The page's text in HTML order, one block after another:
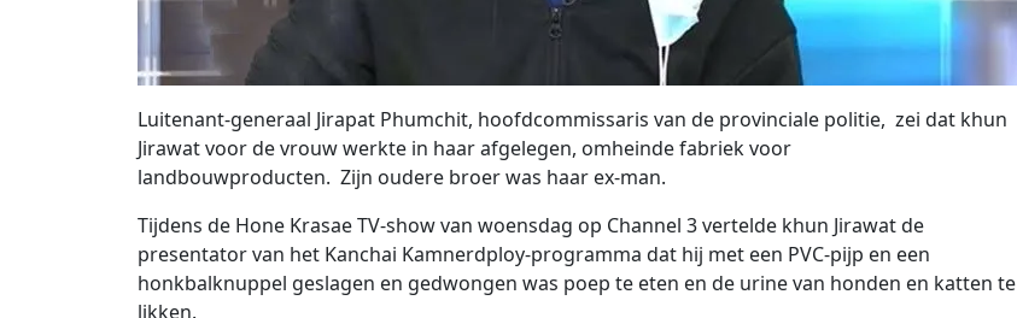
Luitenant-generaal Jirapat Phumchit, hoofdcommissaris van de provinciale politie, zei dat khun
Jirawat voor de vrouw werkte in haar afgelegen, omheinde fabriek voor
landbouwproducten. Zijn oudere broer was haar ex-man.
Tijdens de Hone Krasae TV-show van woensdag op Channel 3 vertelde khun Jirawat de
presentator van het Kanchai Kamnerdploy-programma dat hij met een PVC-pijp en een
honkbalknuppel geslagen en gedwongen was poep te eten en de urine van honden en katten te
likken.